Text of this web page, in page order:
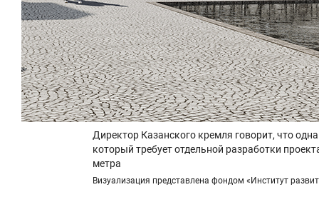
Директор Казанского кремля говорит, что
который требует отдельной разработки
метра
Визуализация представлена фондом «Институт